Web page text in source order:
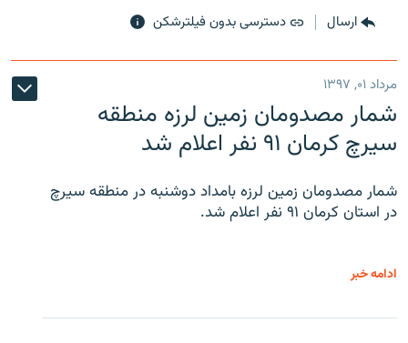
ارسال دسترسی بدون فیلترشکن
مرداد ۰۱, ۱۳۹۷
شمار مصدومان زمین لرزه منطقه
سیرچ کرمان ۹۱ نفر اعلام شد
شمار مصدومان زمین لرزه بامداد دوشنبه در منطقه سیرچ
در استان کرمان ۹۱ نفر اعلام شد.
ادامه خبر